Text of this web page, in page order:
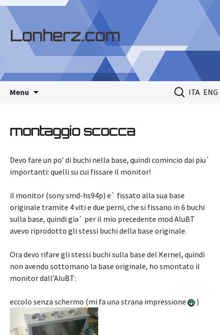
Lonherz.com
Menu ITA ENG
Ricerca
per:
montaggio scocca
Devo fare un po’ di buchi nella base, quindi comincio dai piu`
importanti: quelli su cui fissare il monitor!
il monitor (sony smd-hs94p) e` fissato alla sua base
originale tramite 4 viti e due perni, che si fissano in 6 buchi
sulla base, quindi gia` per il mio precedente mod AluBT
avevo riprodotto gli stessi buchi della base originale.
Ora devo rifare gli stessi buchi sulla base del Kernel, quindi
non avendo sottomano la base originale, ho smontato il
monitor dall’AluBT:
eccolo senza schermo (mi fa una strana impressione )